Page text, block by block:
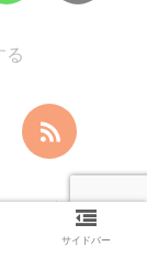
る
コツメすのうそ
サイドバー